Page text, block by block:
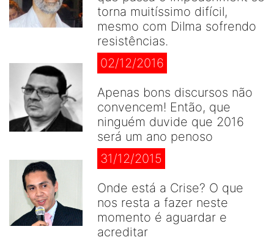
torna muitíssimo difícil,
mesmo com Dilma sofrendo
resistências.
02/12/2016
Apenas bons discursos não
convencem! Então, que
ninguém duvide que 2016
será um ano penoso
31/12/2015
Onde está a Crise? O que
nos resta a fazer neste
momento é aguardar e
acreditar